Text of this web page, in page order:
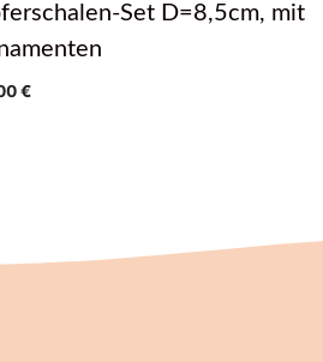
Set D=8,5cm, mit
€